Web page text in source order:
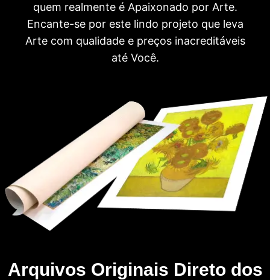
quem realmente é Apaixonado por Arte.
Encante-se por este lindo projeto que leva
Arte com qualidade e preços inacreditáveis
até Você.
Arquivos Originais Direto dos